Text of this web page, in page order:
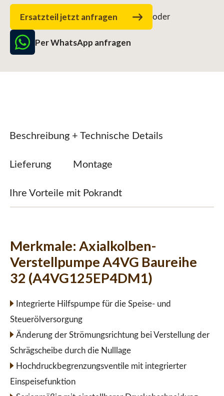
Ersatzteil jetzt anfragen oder
Per WhatsApp anfragen
Beschreibung + Technische Details
Lieferung Montage
Ihre Vorteile mit Pokrandt
Merkmale: Axialkolben-
Verstellpumpe A4VG Baureihe
32 (A4VG125EP4DM1)
Integrierte Hilfspumpe für die Speise- und
Steuerölversorgung
Änderung der Strömungsrichtung bei Verstellung der
Schrägscheibe durch die Nulllage
Hochdruckbegrenzungsventile mit integrierter
Einspeisefunktion